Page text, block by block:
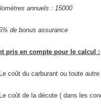
annuels : 15000
de bonus assurance
pris en compte pour le calcul :
Le coût du carburant ou toute
Le coût de la décote ( dans les